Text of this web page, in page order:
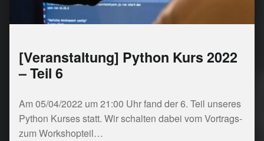
[Veranstaltung] Python Kurs 2022
– Teil 6
Am 05/04/2022 um 21:00 Uhr fand der 6. Teil unseres
Python Kurses statt. Wir schalten dabei vom Vortrags-
zum Workshopteil…